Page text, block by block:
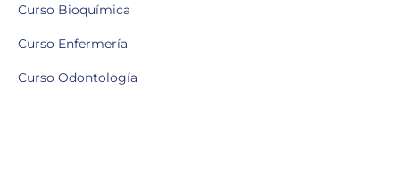
Curso Bioquímica
Curso Enfermería
Curso Odontología